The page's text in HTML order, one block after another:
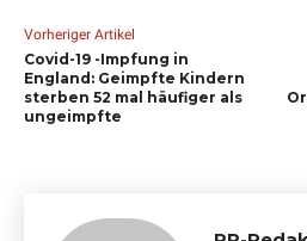
Vorheriger Artikel
Covid-19 -Impfung in
England: Geimpfte Kindern
sterben 52 mal häufiger als
ungeimpfte